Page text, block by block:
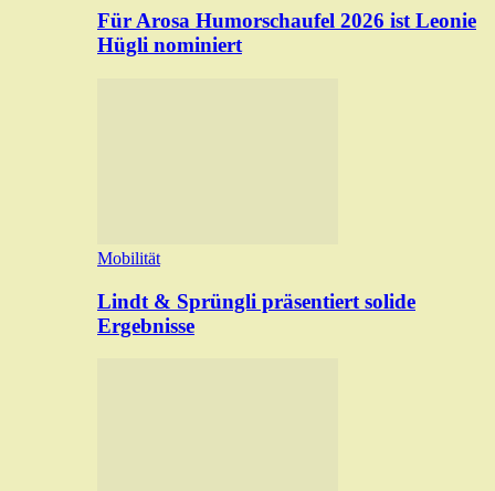
Für Arosa Humorschaufel 2026 ist Leonie
Hügli nominiert
Mobilität
Lindt & Sprüngli präsentiert solide
Ergebnisse